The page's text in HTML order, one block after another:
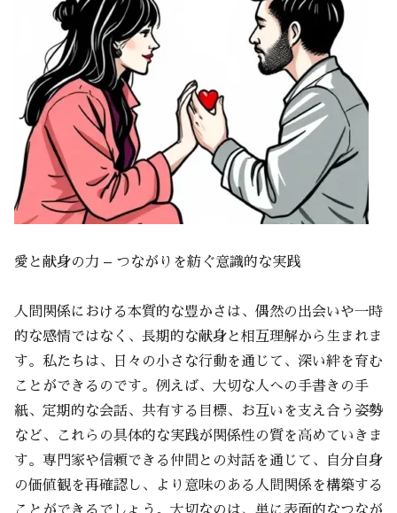
愛と献身の力 – つながりを紡ぐ意識的な実践
人間関係における本質的な豊かさは、偶然の出会いや一時
的な感情ではなく、長期的な献身と相互理解から生まれま
す。私たちは、日々の小さな行動を通じて、深い絆を育む
ことができるのです。例えば、大切な人への手書きの手
紙、定期的な会話、共有する目標、お互いを支え合う姿勢
など、これらの具体的な実践が関係性の質を高めていきま
す。専門家や信頼できる仲間との対話を通じて、自分自身
の価値観を再確認し、より意味のある人間関係を構築する